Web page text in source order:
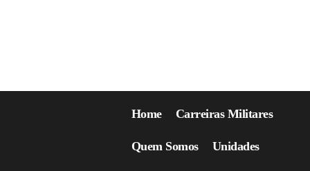
Home Carreiras Militares
Quem Somos Unidades